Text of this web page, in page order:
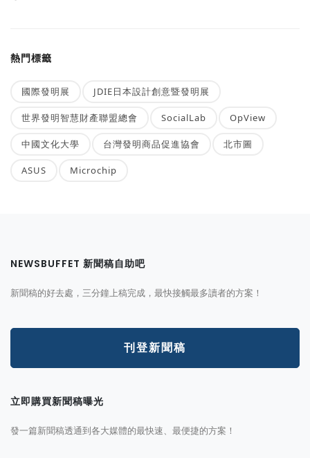
熱門標籤
國際發明展 JDIE日本設計創意暨發明展
世界發明智慧財產聯盟總會 SocialLab OpView
中國文化大學 台灣發明商品促進協會 北市圖
ASUS Microchip
NEWSBUFFET 新聞稿自助吧
新聞稿的好去處，三分鐘上稿完成，最快接觸最多讀者的方案！
刊登新聞稿
立即購買新聞稿曝光
發一篇新聞稿透通到各大媒體的最快速、最便捷的方案！